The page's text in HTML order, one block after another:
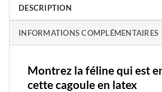
DESCRIPTION
INFORMATIONS COMPLÉMENTAIRES
Montrez la féline qui est
cette cagoule en latex